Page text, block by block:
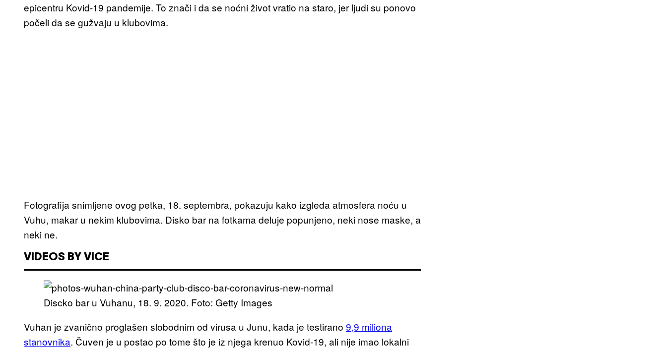
epicentru Kovid-19 pandemije. To znači i da se noćni život vratio na staro, jer ljudi su ponovo
počeli da se gužvaju u klubovima.
Fotografija snimljene ovog petka, 18. septembra, pokazuju kako izgleda atmosfera noću u
Vuhu, makar u nekim klubovima. Disko bar na fotkama deluje popunjeno, neki nose maske, a
neki ne.
VIDEOS BY VICE
Discko bar u Vuhanu, 18. 9. 2020. Foto: Getty Images
Vuhan je zvanično proglašen slobodnim od virusa u Junu, kada je testirano 9,9 miliona
stanovnika. Čuven je u postao po tome što je iz njega krenuo Kovid-19, ali nije imao lokalni